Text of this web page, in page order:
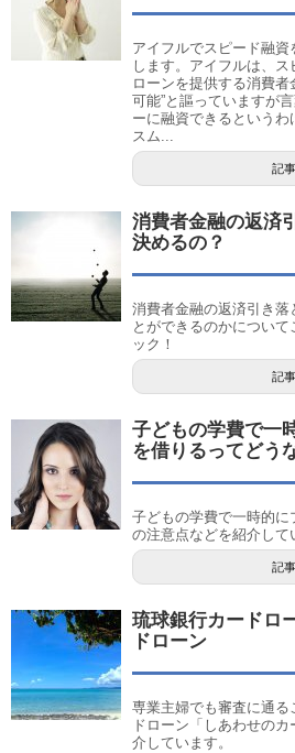
アイフルでスピード融
します。アイフルは、
ローンを提供する消費者
可能”と謳っていますが
ーに融資できるという
スム...
記
消費者金融の返済
決めるの？
消費者金融の返済引き落
とができるのかについ
ック！
記
子どもの学費で一
を借りるってどう
子どもの学費で一時的
の注意点などを紹介して
記
琉球銀行カードロ
ドローン
専業主婦でも審査に通
ドローン「しあわせの
介しています。